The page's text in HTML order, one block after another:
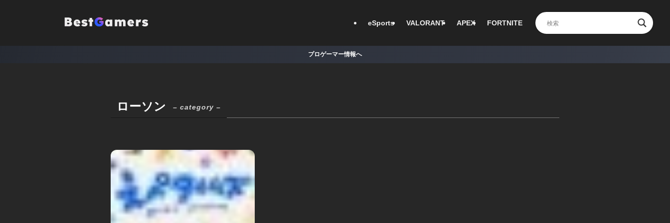
eSports VALORANT APEX FORTNITE
プロゲーマー情報へ
ローソン – category –